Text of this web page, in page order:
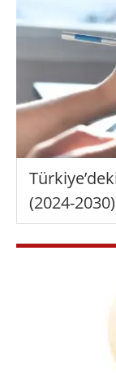
(2024-2030)